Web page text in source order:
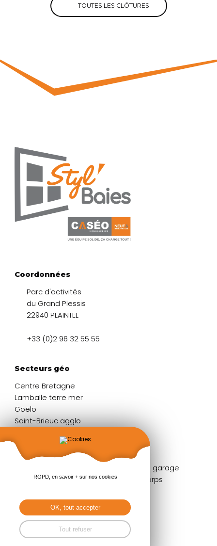
TOUTES LES CLÔTURES
Coordonnées
Parc d'activités
du Grand Plessis
22940 PLAINTEL
+33 (0)2 96 32 55 55
Secteurs géo
Centre Bretagne
Lamballe terre mer
Goelo
Saint-Brieuc agglo
Liens rapides
Portes d'entrée
Baies coulissantes
Portails & clôtures
Portes de garage
Garde-corps
Pergolas
RGPD, en savoir + sur nos cookies
OK, tout accepter
Tout refuser